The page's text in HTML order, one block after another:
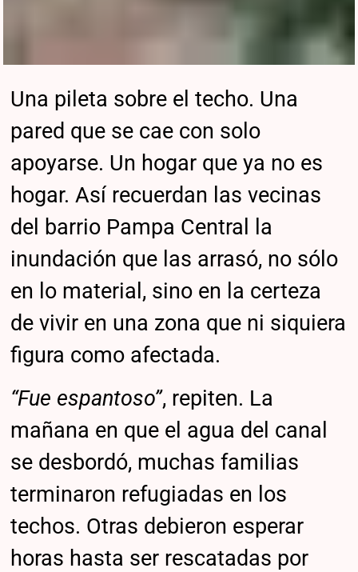
Una pileta sobre el techo. Una
pared que se cae con solo
apoyarse. Un hogar que ya no es
hogar. Así recuerdan las vecinas
del barrio Pampa Central la
inundación que las arrasó, no sólo
en lo material, sino en la certeza
de vivir en una zona que ni siquiera
figura como afectada.
“Fue espantoso”, repiten. La
mañana en que el agua del canal
se desbordó, muchas familias
terminaron refugiadas en los
techos. Otras debieron esperar
horas hasta ser rescatadas por